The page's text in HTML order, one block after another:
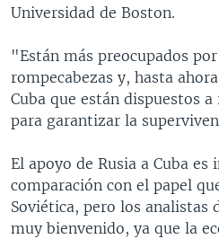
Universidad de Boston.
"Están más preocupados
rompecabezas y, hasta
Cuba que están dispuestos
para garantizar la
El apoyo de Rusia a Cuba
comparación con el papel
Soviética, pero los analistas
muy bienvenido, ya que la